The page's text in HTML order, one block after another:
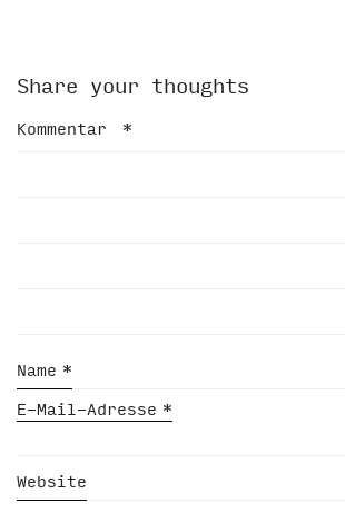
Share your thoughts
Kommentar *
Name *
E-Mail-Adresse *
Website